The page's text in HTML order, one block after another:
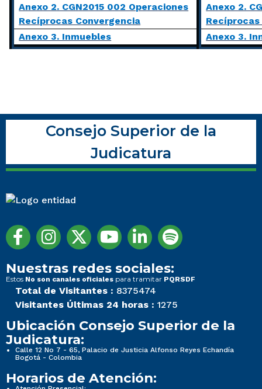
Anexo 2. CGN2015 002 Operaciones
Recíprocas Convergencia
Anexo 2.
Anexo 3. Inmuebles
Anexo 3.
Consejo Superior de la
Judicatura
Nuestras redes sociales:
Estos No son canales oficiales para tramitar PQRSDF
Total de Visitantes : 8375474
Visitantes Últimas 24 horas : 1275
Ubicación Consejo Superior de la
Judicatura:
Calle 12 No 7 - 65, Palacio de Justicia Alfonso Reyes Echandía
Bogotá - Colombia
Horarios de Atención: